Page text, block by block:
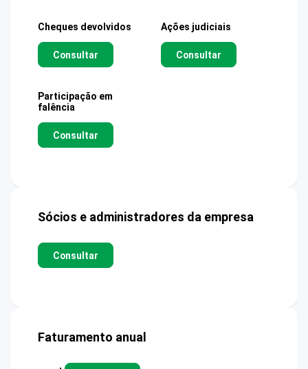
Cheques devolvidos
Consultar
Ações judiciais
Consultar
Participação em
falência
Consultar
Sócios e administradores da empresa
Consultar
Faturamento anual